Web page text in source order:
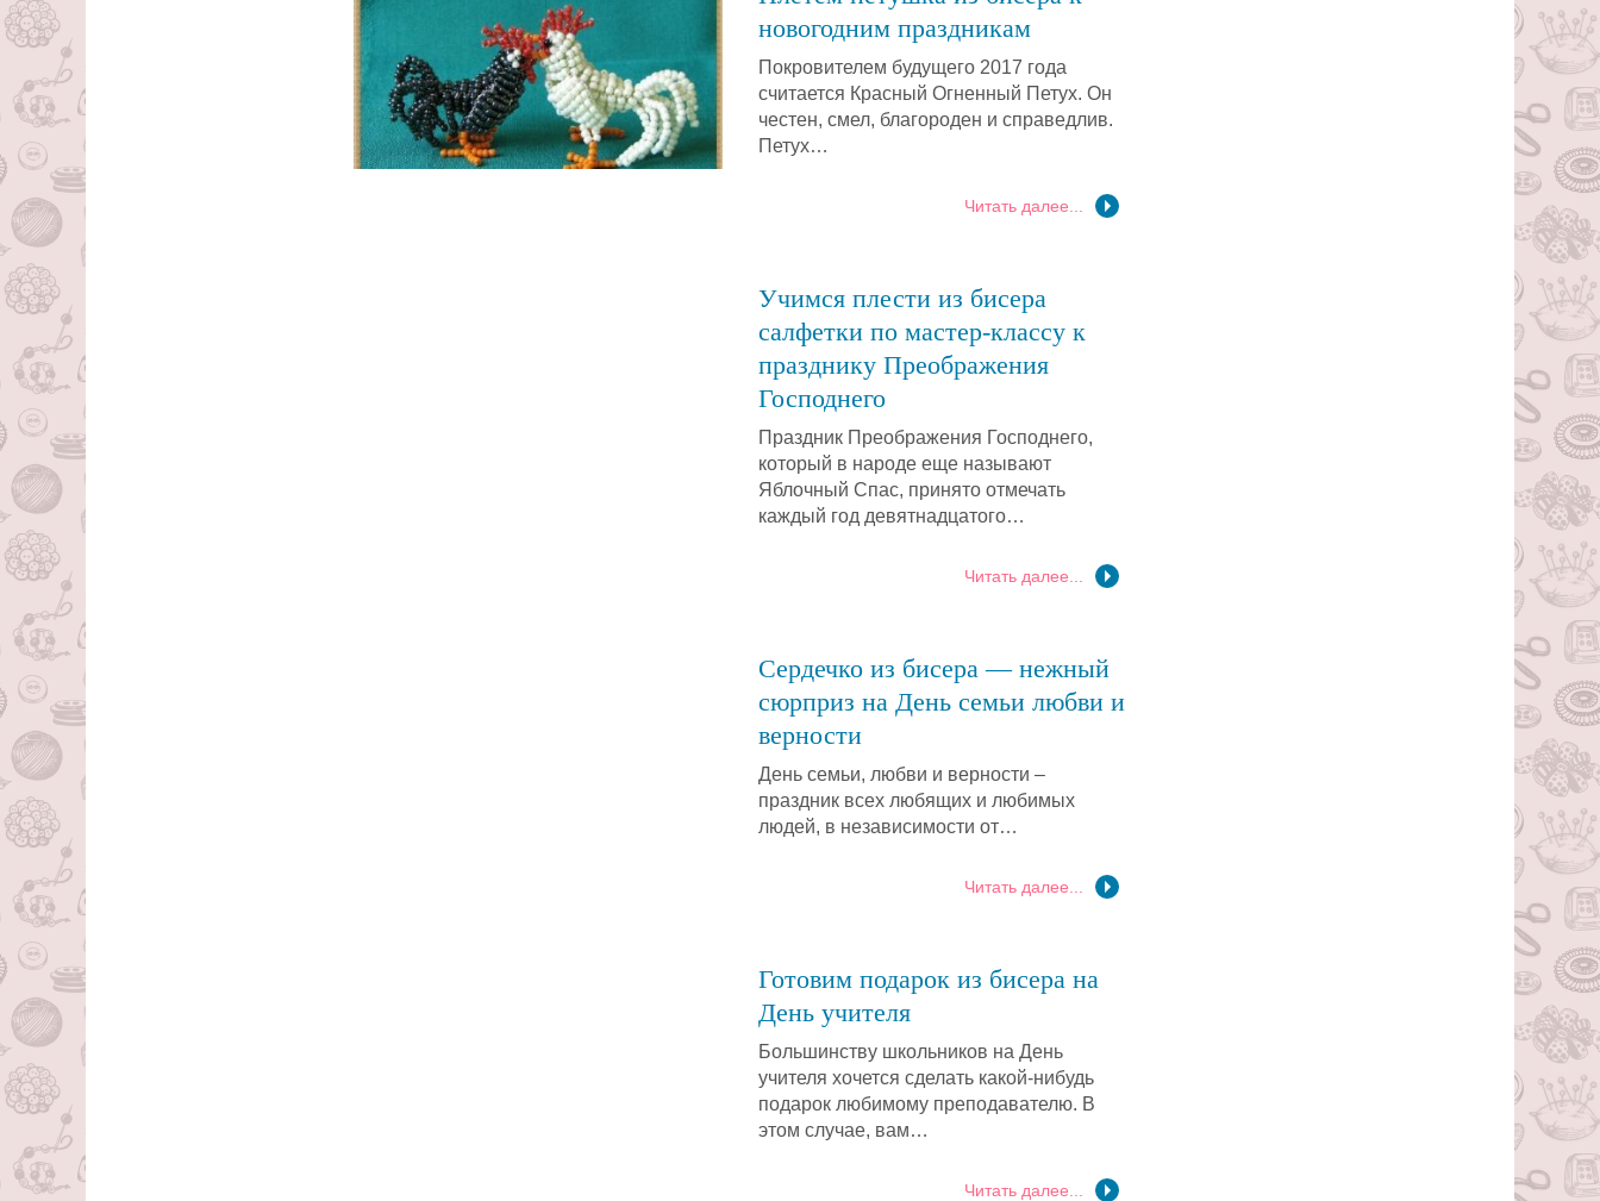
новогодним праздникам
Покровителем будущего 2017 года
считается Красный Огненный Петух. Он
честен, смел, благороден и справедлив.
Петух…
Читать далее...
Учимся плести из бисера
салфетки по мастер-классу к
празднику Преображения
Господнего
Праздник Преображения Господнего,
который в народе еще называют
Яблочный Спас, принято отмечать
каждый год девятнадцатого…
Читать далее...
Сердечко из бисера — нежный
сюрприз на День семьи любви и
верности
День семьи, любви и верности –
праздник всех любящих и любимых
людей, в независимости от…
Читать далее...
Готовим подарок из бисера на
День учителя
Большинству школьников на День
учителя хочется сделать какой-нибудь
подарок любимому преподавателю. В
этом случае, вам…
Читать далее...